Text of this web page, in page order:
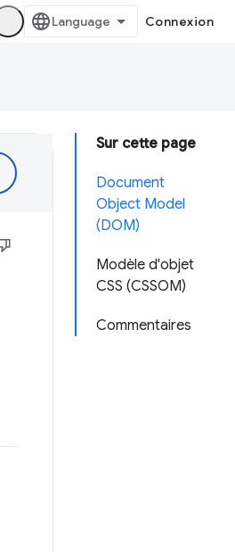
Connexion
Sur cette page
Document
Object Model
(DOM)
Modèle d'objet
CSS (CSSOM)
Commentaires